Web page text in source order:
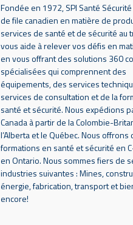
Fondée en 1972, SPI Santé
de file canadien en matière de
services de santé et de sécurité au
vous aide à relever vos défis en
en vous offrant des solutions 360
spécialisées qui comprennent des
équipements, des services
services de consultation et de la
santé et sécurité. Nous expédions
Canada à partir de la Colombie-
l’Alberta et le Québec. Nous offrons
formations en santé et sécurité en
en Ontario. Nous sommes fiers de
industries suivantes : Mines,
énergie, fabrication, transport et
encore!